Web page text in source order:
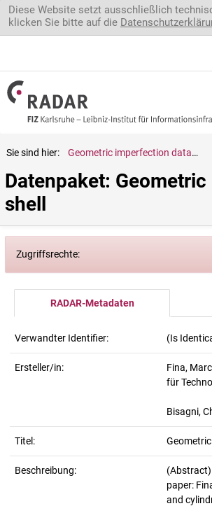
Direkt zum Inhalt
Diese Website setzt ausschließlich
klicken Sie bitte auf die
Sie sind hier: Geometric imperfection data for a tow-steered composite cylindrical shell
Datenpaket:
shell
Zugriffsrechte:
RADAR-Metadaten
Verwandter Identifier: (Is
Ersteller/in: Fina, Marc
für
Bisagni,
Titel:
Beschreibung: (Abstract)
paper:
and